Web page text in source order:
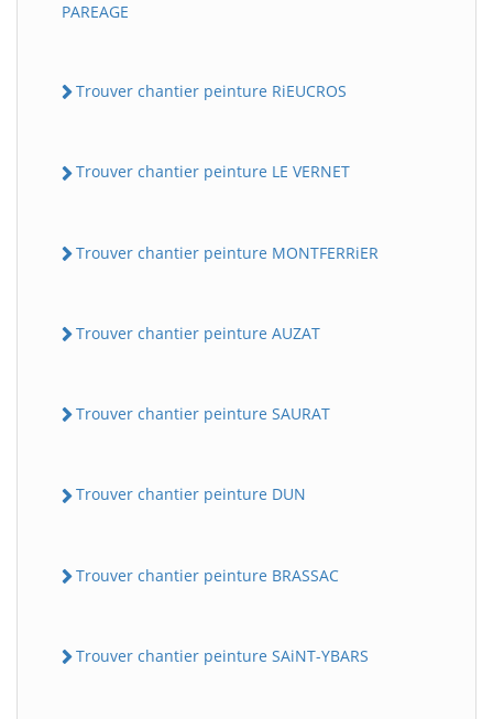
PAREAGE
Trouver chantier peinture RiEUCROS
Trouver chantier peinture LE VERNET
Trouver chantier peinture MONTFERRiER
Trouver chantier peinture AUZAT
Trouver chantier peinture SAURAT
Trouver chantier peinture DUN
Trouver chantier peinture BRASSAC
Trouver chantier peinture SAiNT-YBARS